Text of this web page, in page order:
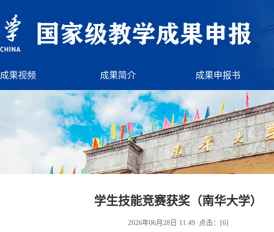
成果视频 成果简介 成果申报书
学生技能竞赛获奖（南华大学）
2026年06月28日 11:49 点击：[6]